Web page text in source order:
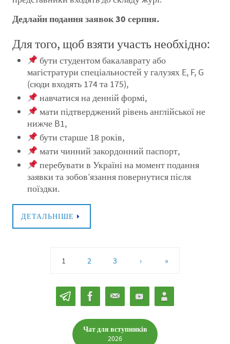
Дедлайн подання заявок 30 серпня.
Для того, щоб взяти участь необхідно:
бути студентом бакалаврату або
магістратури спеціальностей у галузях E, F, G
(сюди входять 174 та 175),
навчатися на денній формі,
мати підтверджений рівень англійської не
нижче B1,
бути старше 18 років,
мати чинний закордонний паспорт,
перебувати в Україні на момент подання
заявки та зобов’язання повернутися після
поїздки.
ДЕТАЛЬНІШЕ
1 2 3 › »
Чат для вступників
2026